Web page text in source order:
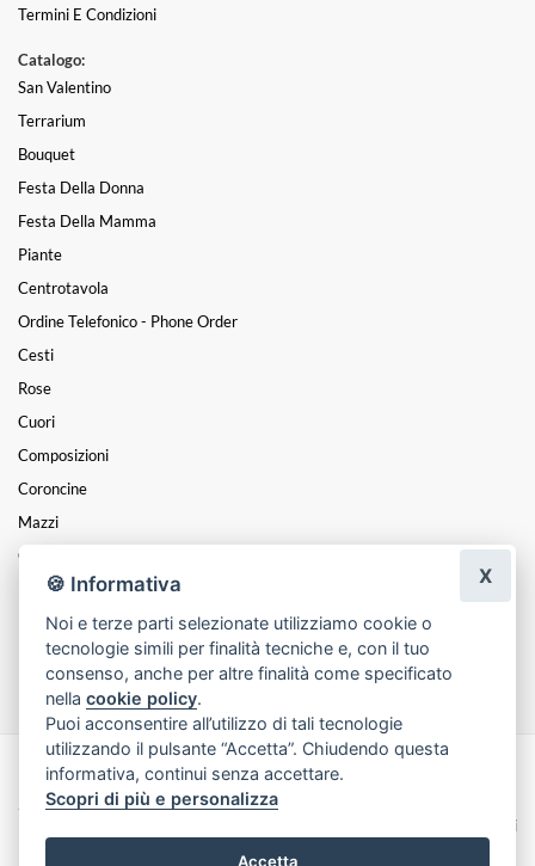
Termini E Condizioni
Catalogo:
San Valentino
Terrarium
Bouquet
Festa Della Donna
Festa Della Mamma
Piante
Centrotavola
Ordine Telefonico - Phone Order
Cesti
Rose
Cuori
Composizioni
Coroncine
Mazzi
Oggettistica
Nascite
Funebre
Natale
Made with byInfoser.it- Realizzazione Siti ecommerce per Fioristi
2026
Termini e Condizioni
🍪 Informativa
Noi e terze parti selezionate utilizziamo cookie o
tecnologie simili per finalità tecniche e, con il tuo
consenso, anche per altre finalità come specificato
nellacookie policy.
Puoi acconsentire all’utilizzo di tali tecnologie
utilizzando il pulsante “Accetta”. Chiudendo questa
informativa, continui senza accettare.
Scopri di più e personalizza
Accetta
X